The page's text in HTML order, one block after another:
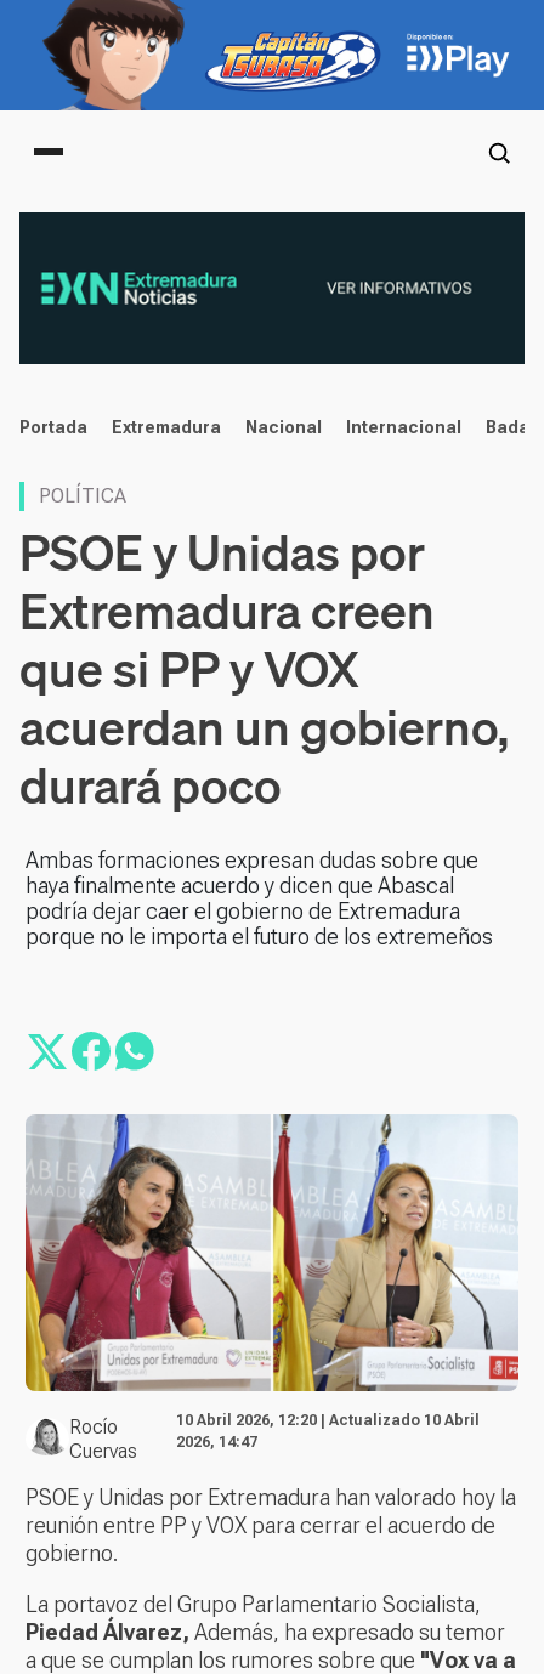
Main menu
noticias
Portada Extremadura Nacional Internacional
POLÍTICA
PSOE y Unidas por
Extremadura creen
que si PP y VOX
acuerdan un gobierno,
durará poco
Ambas formaciones expresan dudas sobre que
haya finalmente acuerdo y dicen que Abascal
podría dejar caer el gobierno de Extremadura
porque no le importa el futuro de los extremeños
Rocío
Cuervas
10 Abril 2026, 12:20 | Actualizado 10 Abril
2026, 14:47
PSOE y Unidas por Extremadura han valorado hoy la
reunión entre PP y VOX para cerrar el acuerdo de
gobierno.
La portavoz del Grupo Parlamentario Socialista,
Piedad Álvarez, Además, ha expresado su temor
a que se cumplan los rumores sobre que "Vox va a